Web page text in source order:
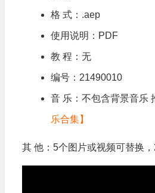
格 式：.aep
使用说明：PDF
教 程：无
编号：21490010
音 乐：不包含背景音乐
乐合集】
其 他：5个图片或视频可替换